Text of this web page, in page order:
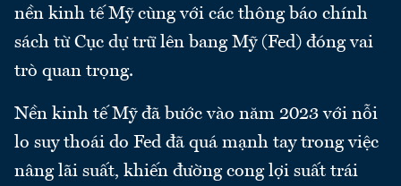
nền kinh tế Mỹ cùng với các thông báo chính
sách từ Cục dự trữ lên bang Mỹ (Fed) đóng vai
trò quan trọng.
Nền kinh tế Mỹ đã bước vào năm 2023 với nỗi
lo suy thoái do Fed đã quá mạnh tay trong việc
nâng lãi suất, khiến đường cong lợi suất trái